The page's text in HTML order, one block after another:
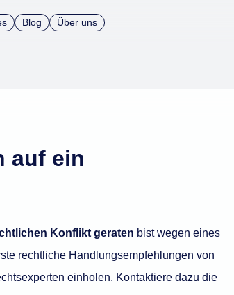
Blog Über uns
auf ein
Konflikt geraten bist wegen eines
rechtliche Handlungsempfehlungen von
einholen. Kontaktiere dazu die